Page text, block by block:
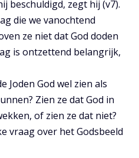
beschuldigd, zegt hij (v7).
die we vanochtend
ze niet dat God doden
is ontzettend belangrijk,
Joden God wel zien als
Zien ze dat God in
of zien ze dat niet?
vraag over het Godsbeeld